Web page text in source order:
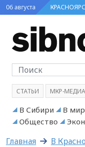
06 августа
СТАТЬИ МКР-МЕДИА
В Сибири В
Общество
Главная В